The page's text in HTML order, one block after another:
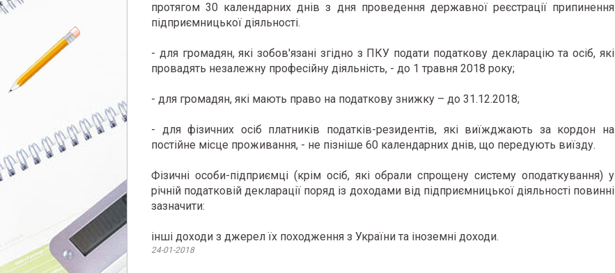
протягом 30 календарних днів з дня проведення державної реєстрації припинення
підприємницької діяльності.
- для громадян, які зобов'язані згідно з ПКУ подати податкову декларацію та осіб, які
провадять незалежну професійну діяльність, - до 1 травня 2018 року;
- для громадян, які мають право на податкову знижку – до 31.12.2018;
- для фізичних осіб платників податків-резидентів, які виїжджають за кордон на
постійне місце проживання, - не пізніше 60 календарних днів, що передують виїзду.
Фізичні особи-підприємці (крім осіб, які обрали спрощену систему оподаткування) у
річній податковій декларації поряд із доходами від підприємницької діяльності повинні
зазначити:
інші доходи з джерел їх походження з України та іноземні доходи.
24-01-2018